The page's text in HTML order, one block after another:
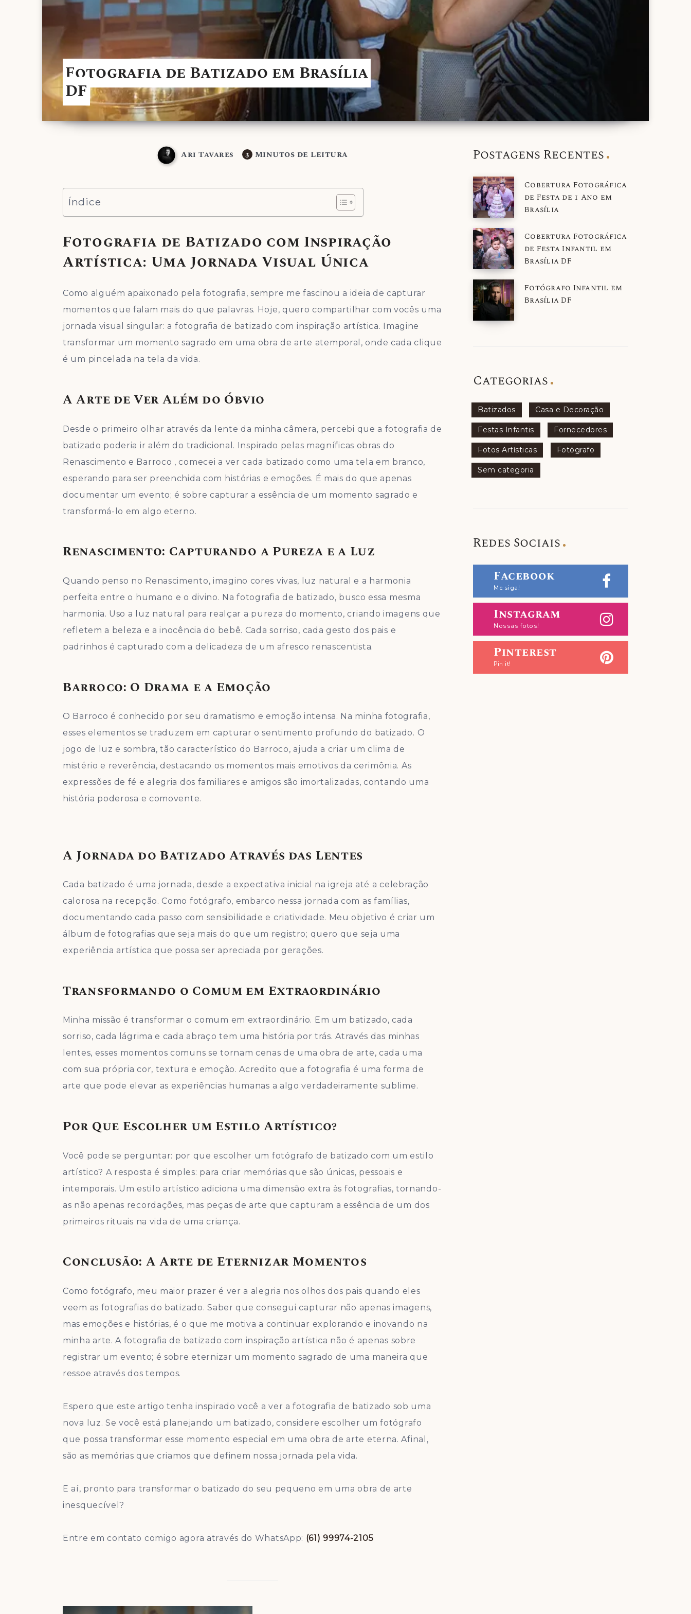
Fotografia de Batizado em Brasília
DF
Ari Tavares 3 Minutos de Leitura
Índice
Fotografia de Batizado com Inspiração
Artística: Uma Jornada Visual Única
Como alguém apaixonado pela fotografia, sempre me fascinou a ideia de capturar
momentos que falam mais do que palavras. Hoje, quero compartilhar com vocês uma
jornada visual singular: a fotografia de batizado com inspiração artística. Imagine
transformar um momento sagrado em uma obra de arte atemporal, onde cada clique
é um pincelada na tela da vida.
A Arte de Ver Além do Óbvio
Desde o primeiro olhar através da lente da minha câmera, percebi que a fotografia de
batizado poderia ir além do tradicional. Inspirado pelas magníficas obras do
Renascimento e Barroco , comecei a ver cada batizado como uma tela em branco,
esperando para ser preenchida com histórias e emoções. É mais do que apenas
documentar um evento; é sobre capturar a essência de um momento sagrado e
transformá-lo em algo eterno.
Renascimento: Capturando a Pureza e a Luz
Quando penso no Renascimento, imagino cores vivas, luz natural e a harmonia
perfeita entre o humano e o divino. Na fotografia de batizado, busco essa mesma
harmonia. Uso a luz natural para realçar a pureza do momento, criando imagens que
refletem a beleza e a inocência do bebê. Cada sorriso, cada gesto dos pais e
padrinhos é capturado com a delicadeza de um afresco renascentista.
Barroco: O Drama e a Emoção
O Barroco é conhecido por seu dramatismo e emoção intensa. Na minha fotografia,
esses elementos se traduzem em capturar o sentimento profundo do batizado. O
jogo de luz e sombra, tão característico do Barroco, ajuda a criar um clima de
mistério e reverência, destacando os momentos mais emotivos da cerimônia. As
expressões de fé e alegria dos familiares e amigos são imortalizadas, contando uma
história poderosa e comovente.
A Jornada do Batizado Através das Lentes
Cada batizado é uma jornada, desde a expectativa inicial na igreja até a celebração
calorosa na recepção. Como fotógrafo, embarco nessa jornada com as famílias,
documentando cada passo com sensibilidade e criatividade. Meu objetivo é criar um
álbum de fotografias que seja mais do que um registro; quero que seja uma
experiência artística que possa ser apreciada por gerações.
Transformando o Comum em Extraordinário
Minha missão é transformar o comum em extraordinário. Em um batizado, cada
sorriso, cada lágrima e cada abraço tem uma história por trás. Através das minhas
lentes, esses momentos comuns se tornam cenas de uma obra de arte, cada uma
com sua própria cor, textura e emoção. Acredito que a fotografia é uma forma de
arte que pode elevar as experiências humanas a algo verdadeiramente sublime.
Por Que Escolher um Estilo Artístico?
Você pode se perguntar: por que escolher um fotógrafo de batizado com um estilo
artístico? A resposta é simples: para criar memórias que são únicas, pessoais e
intemporais. Um estilo artístico adiciona uma dimensão extra às fotografias, tornando-
as não apenas recordações, mas peças de arte que capturam a essência de um dos
primeiros rituais na vida de uma criança.
Conclusão: A Arte de Eternizar Momentos
Como fotógrafo, meu maior prazer é ver a alegria nos olhos dos pais quando eles
veem as fotografias do batizado. Saber que consegui capturar não apenas imagens,
mas emoções e histórias, é o que me motiva a continuar explorando e inovando na
minha arte. A fotografia de batizado com inspiração artística não é apenas sobre
registrar um evento; é sobre eternizar um momento sagrado de uma maneira que
ressoe através dos tempos.
Espero que este artigo tenha inspirado você a ver a fotografia de batizado sob uma
nova luz. Se você está planejando um batizado, considere escolher um fotógrafo
que possa transformar esse momento especial em uma obra de arte eterna. Afinal,
são as memórias que criamos que definem nossa jornada pela vida.
E aí, pronto para transformar o batizado do seu pequeno em uma obra de arte
inesquecível?
Entre em contato comigo agora através do WhatsApp: (61) 99974-2105
Postagens Recentes
Cobertura Fotográfica
de Festa de 1 Ano em
Brasília
Cobertura Fotográfica
de Festa Infantil em
Brasília DF
Fotógrafo Infantil em
Brasília DF
Categorias
Batizados Casa e Decoração
Festas Infantis Fornecedores
Fotos Artísticas Fotógrafo
Sem categoria
Redes Sociais
Facebook
Me siga!
Instagram
Nossas fotos!
Pinterest
Pin it!